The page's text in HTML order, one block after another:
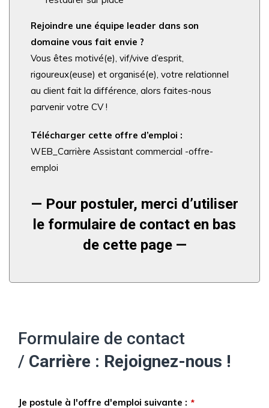
Rejoindre une équipe leader dans son
domaine vous fait envie ?
Vous êtes motivé(e), vif/vive d’esprit,
rigoureux(euse) et organisé(e), votre relationnel
au client fait la différence, alors faites-nous
parvenir votre CV !
Télécharger cette offre d’emploi :
WEB_Carrière Assistant commercial -offre-
emploi
— Pour postuler, merci d’utiliser
le formulaire de contact en bas
de cette page —
Formulaire de contact
/ Carrière : Rejoignez-nous !
Je postule à l'offre d'emploi suivante : *